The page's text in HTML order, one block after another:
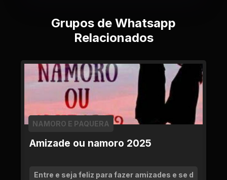
Grupos de Whatsapp
Relacionados
Amizade ou namoro 2025
NAMORO E PAQUERA
Entre e seja feliz para fazer amizades e se d